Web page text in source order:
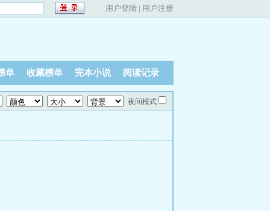
用户登陆 | 用户注册
单 收藏榜单 完本小说 阅读记录
夜间模式